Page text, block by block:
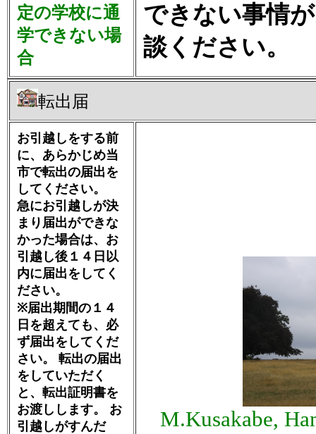
定の学校に通
学できない場
合
できない事情
談ください。
転出届
お引越しをする前
に、あらかじめ当
市で転出の届出を
してください。
急にお引越しが決
まり届出ができな
かった場合は、お
引越し後１４日以
内に届出をしてく
ださい。
※届出期間の１４
日を超えても、必
ず届出をしてくだ
さい。 転出の届出
をしていただく
と、転出証明書を
お渡しします。 お
引越しがすんだ
M.Kusakabe,